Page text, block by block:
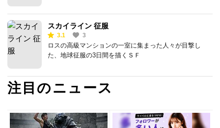
スカイライン 征服
3.1 3
ロスの高級マンションの一室に集まった人々が目撃し
た、地球征服の3日間を描くＳＦ
注目のニュース